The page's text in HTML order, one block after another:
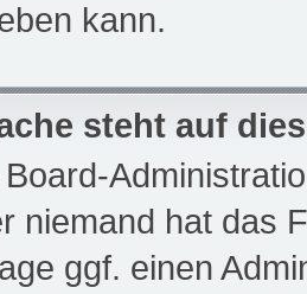
kann.
steht auf
niemand hat das
ggf. einen